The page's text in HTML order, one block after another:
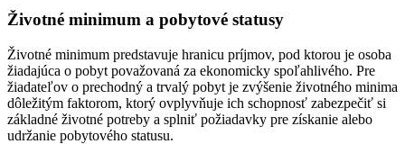
Životné minimum a pobytové statusy
Životné minimum predstavuje hranicu príjmov, pod ktorou je osoba
žiadajúca o pobyt považovaná za ekonomicky spoľahlivého. Pre
žiadateľov o prechodný a trvalý pobyt je zvýšenie životného minima
dôležitým faktorom, ktorý ovplyvňuje ich schopnosť zabezpečiť si
základné životné potreby a splniť požiadavky pre získanie alebo
udržanie pobytového statusu.